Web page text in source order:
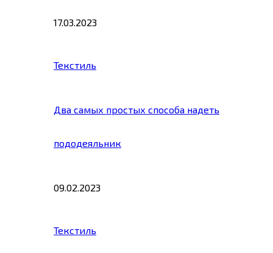
17.03.2023
Текстиль
Два самых простых способа надеть
пододеяльник
09.02.2023
Текстиль